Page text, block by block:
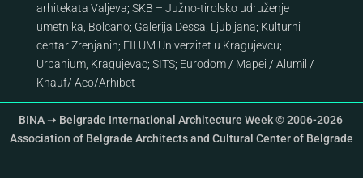
arhitekata Valjeva; SKB – Južno-tirolsko udruženje
umetnika, Bolcano; Galerija Dessa, Ljubljana; Kulturni
centar Zrenjanin; FILUM Univerzitet u Kragujevcu;
Urbanium, Kragujevac; SITS; Eurodom/ Mapei / Alumil /
Knauf/ Aco/Arhibet
BINA ➝ Belgrade International Architecture Week © 2006-2026
Association of Belgrade Architects and Cultural Center of Belgrade